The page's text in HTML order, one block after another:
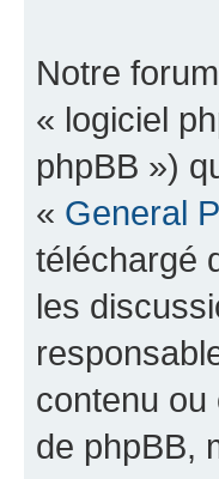
Notre
« logiciel
phpBB »)
« General
téléchargé
les
contenu ou
de phpBB,